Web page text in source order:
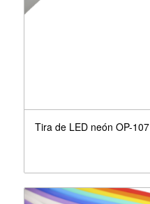
Tira de LED neón OP-107